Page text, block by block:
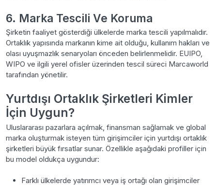
6. Marka Tescili Ve Koruma
Şirketin faaliyet gösterdiği ülkelerde marka tescili yapılmalıdır.
Ortaklık yapısında markanın kime ait olduğu, kullanım hakları ve
olası uyuşmazlık senaryoları önceden belirlenmelidir. EUIPO,
WIPO ve ilgili yerel ofisler üzerinden tescil süreci Marcaworld
tarafından yönetilir.
Yurtdışı Ortaklık Şirketleri Kimler
İçin Uygun?
Uluslararası pazarlara açılmak, finansman sağlamak ve global
marka oluşturmak isteyen tüm girişimciler için yurtdışı ortaklık
şirketleri büyük fırsatlar sunar. Özellikle aşağıdaki profiller için
bu model oldukça uygundur:
Farklı ülkelerde yatırımcı veya iş ortağı olan girişimciler